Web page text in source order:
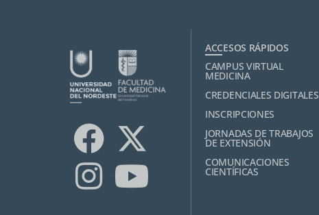
ACCESOS RÁPIDOS
CAMPUS VIRTUAL
MEDICINA
CREDENCIALES DIGITALES
INSCRIPCIONES
JORNADAS DE TRABAJOS
DE EXTENSIÓN
COMUNICACIONES
CIENTÍFICAS